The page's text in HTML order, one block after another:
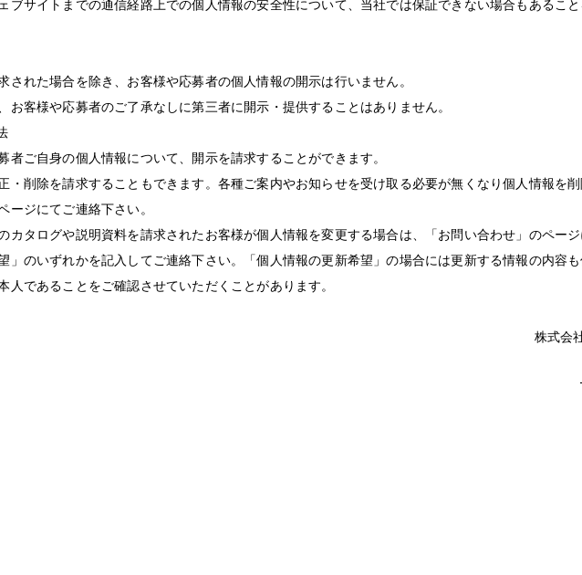
ブサイトまでの通信経路上での個人情報の安全性について、当社では保証できない場合もあるこ
された場合を除き、お客様や応募者の個人情報の開示は行いません。
お客様や応募者のご了承なしに第三者に開示・提供することはありません。
者ご自身の個人情報について、開示を請求することができます。
・削除を請求することもできます。各種ご案内やお知らせを受け取る必要が無くなり個人情報を削
ージにてご連絡下さい。
カタログや説明資料を請求されたお客様が個人情報を変更する場合は、「お問い合わせ」のペー
」のいずれかを記入してご連絡下さい。「個人情報の更新希望」の場合には更新する情報の内容も
人であることをご確認させていただくことがあります。
株式会